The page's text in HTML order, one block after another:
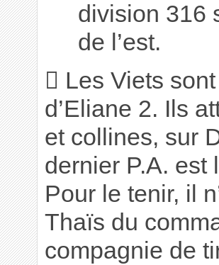
division 316
de l’est.
 Les Viets
d’Eliane 2. Ils
et collines, sur
dernier P.A. est
Pour le tenir, il
Thaïs du
compagnie de